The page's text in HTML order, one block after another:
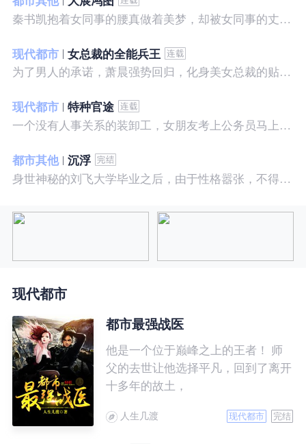
秦书凯抱着女同事的腰真做着美梦，却被女同事的丈夫发现，解释说是正常工作......被打击报复，得到漂亮女邻居的帮助，从此不断高升……
现代都市
女总裁的全能兵王
为了男人的承诺，萧晨强势回归，化身美女总裁的贴身保镖，横扫八方之敌，谱写王者传奇！
现代都市
特种官途
一个没有人事关系的装卸工，女朋友考上公务员马上抛弃了他，却是没有想到他也考上了公务员，奇迹般成为高官……
都市其他
沉浮
身世神秘的刘飞大学毕业之后，由于性格嚣张，不得不一而再再而三的面临着重重危机，受到了来自各方面的全方位打压
现代都市
都市最强战医
他是一个位于巅峰之上的王者！ 师
父的去世让他选择平凡，回到了离开
十多年的故土，
人生几渡 现代都市 完结